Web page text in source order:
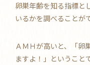
卵巣年齢を知る指標と
いるかを調べることが
ＡＭＨが高いと、「卵
ますよ！」ということ